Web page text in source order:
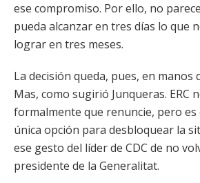
ese compromiso. Por ello, no
pueda alcanzar en tres días lo que
lograr en tres meses.
La decisión queda, pues, en
Mas, como sugirió Junqueras. ERC
formalmente que renuncie, pero es
única opción para desbloquear la
ese gesto del líder de CDC de no
presidente de la Generalitat.